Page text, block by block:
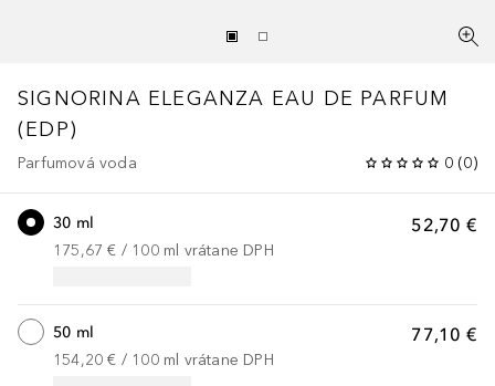
SIGNORINA ELEGANZA EAU DE PARFUM
(EDP)
Parfumová voda 0 (0)
52,70 €
30 ml
175,67 € / 100 ml vrátane DPH
77,10 €
50 ml
154,20 € / 100 ml vrátane DPH